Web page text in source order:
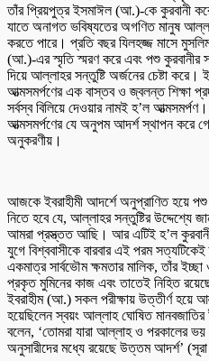
তাঁর প্রিয়পুত্র ইসমাঈল (আ.)-কে কুরবানী
যাতে অনাগত ভবিষ্যতের অগণিত মানুষ
করতে পারে। প্রতি বছর যিলহজ্জ মাসে
(আ.)-এর স্মৃতি স্মরণ করে এবং পশু কুরবানীর
দিয়ে আল্লাহর সন্তুষ্টি অর্জনের চেষ্টা করে।
আত্মসমর্পণের এক বাস্তব ও জ্বলন্ত শিক্ষা
সর্বস্ব বিলিয়ে দেওয়ার নামই হ’ল
আত্মসমর্পণের যে অনুপম আদর্শ স্থাপন করে
অনুকরণীয়।
আজকে ইবরাহীমী আদর্শে অনুপ্রাণিত হয়ে
নিতে হবে যে, আল্লাহর সন্তুষ্টির উদ্দেশ্যে
আমরা প্রস্ত্তত আছি। আর এটিই হ’ল
যুগে বিশ্ববাসীকে বারবার এই পরম
একমাত্র সার্বভৌম ক্ষমতার মালিক, তাঁর
প্রকৃত মুমিনের কাজ এবং তাতেই নিহিত
ইবরাহীম (আ.) সকল পরীক্ষায় উত্তীর্ণ হয়ে
হয়েছিলেন স্বয়ং আল্লাহ ঘোষিত
বলেন, ‘তোমরা যারা আল্লাহ ও পরকালের
অনুসারীদের মধ্যে রয়েছে উত্তম আদর্শ’